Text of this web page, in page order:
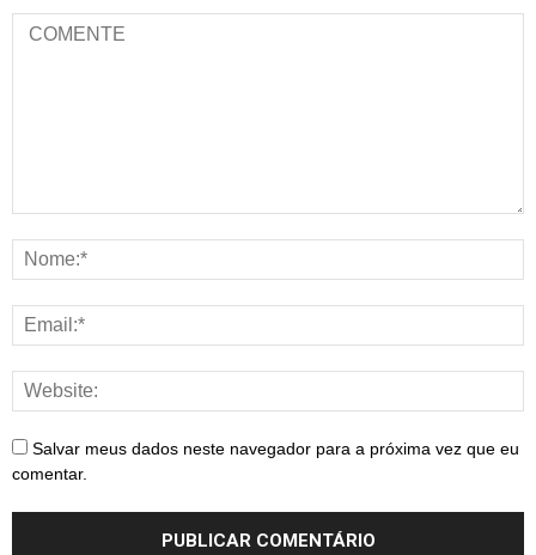
Salvar meus dados neste navegador para a próxima vez que eu
comentar.